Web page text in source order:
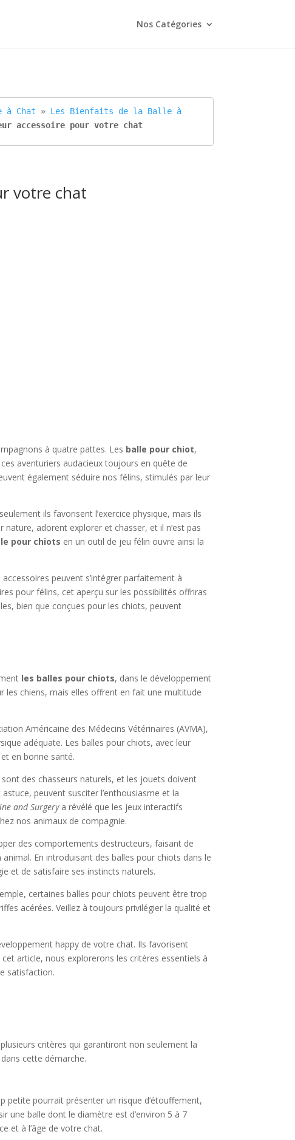
Nos Catégories
à Chat » Les Bienfaits de la Balle à
accessoire pour votre chat
votre chat
à quatre pattes. Les balle pour chiot,
aventuriers audacieux toujours en quête de
également séduire nos félins, stimulés par leur
ils favorisent l’exercice physique, mais ils
adorent explorer et chasser, et il n’est pas
pour chiots en un outil de jeu félin ouvre ainsi la
peuvent s’intégrer parfaitement à
pour félins, cet aperçu sur les possibilités offriras
bien que conçues pour les chiots, peuvent
les balles pour chiots, dans le développement
les chiens, mais elles offrent en fait une multitude
Américaine des Médecins Vétérinaires (AVMA),
adéquate. Les balles pour chiots, avec leur
en bonne santé.
des chasseurs naturels, et les jouets doivent
peuvent susciter l’enthousiasme et la
and Surgerya révélé que les jeux interactifs
nos animaux de compagnie.
des comportements destructeurs, faisant de
En introduisant des balles pour chiots dans le
et de satisfaire ses instincts naturels.
certaines balles pour chiots peuvent être trop
acérées. Veillez à toujours privilégier la qualité et
happy de votre chat. Ils favorisent
article, nous explorerons les critères essentiels à
satisfaction.
critères qui garantiront non seulement la
cette démarche.
petite pourrait présenter un risque d’étouffement,
une balle dont le diamètre est d’environ 5 à 7
et à l’âge de votre chat.